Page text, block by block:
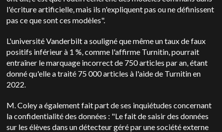
l'écriture artificielle, mais ils n'expliquent pas ou ne définissent
pas ce que sont ces modèles".
L'université Vanderbilt a souligné que même un taux de faux
positifs inférieur à 1 %, comme l'affirme Turnitin, pourrait
entraîner le marquage incorrect de 750 articles par an, étant
donné qu'elle a traité 75 000 articles à l'aide de Turnitin en
2022.
M. Coley a également fait part de ses inquiétudes concernant
la confidentialité des données : "Le fait de saisir des données
sur les élèves dans un détecteur géré par une société externe